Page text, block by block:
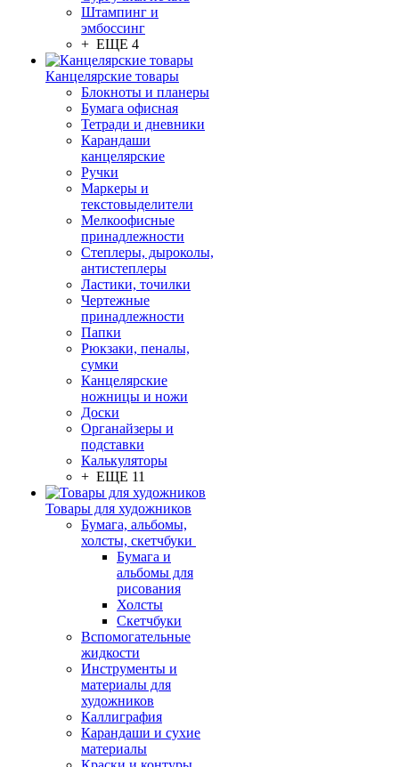
Штампинг и
эмбоссинг
+ ЕЩЕ 4
Канцелярские товары
Блокноты и планеры
Бумага офисная
Тетради и дневники
Карандаши
канцелярские
Ручки
Маркеры и
текстовыделители
Мелкоофисные
принадлежности
Степлеры, дыроколы,
антистеплеры
Ластики, точилки
Чертежные
принадлежности
Папки
Рюкзаки, пеналы,
сумки
Канцелярские
ножницы и ножи
Доски
Органайзеры и
подставки
Калькуляторы
+ ЕЩЕ 11
Товары для художников
Бумага, альбомы,
холсты, скетчбуки
Бумага и
альбомы для
рисования
Холсты
Скетчбуки
Вспомогательные
жидкости
Инструменты и
материалы для
художников
Каллиграфия
Карандаши и сухие
материалы